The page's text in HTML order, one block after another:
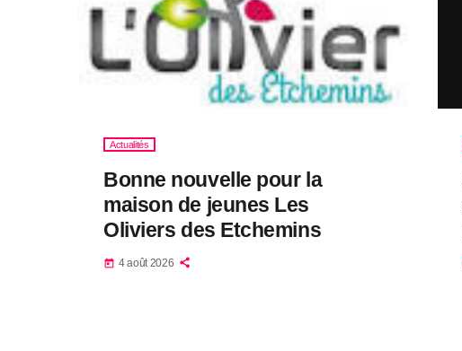
Actualités
Bonne nouvelle pour la
maison de jeunes Les
Oliviers des Etchemins
today 4 août 2026